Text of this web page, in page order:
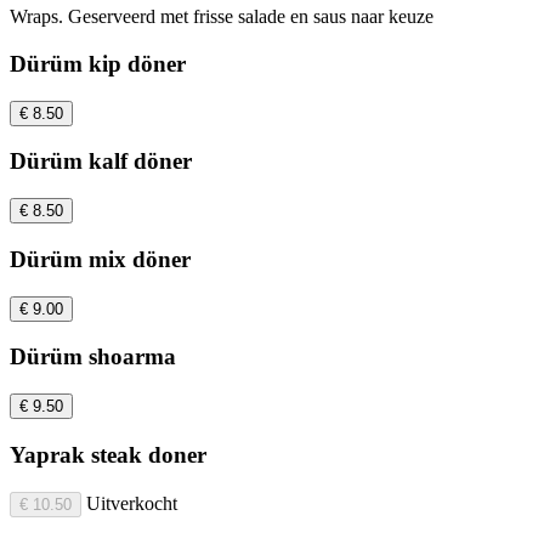
Wraps. Geserveerd met frisse salade en saus naar keuze
Dürüm kip döner
€ 8.50
Dürüm kalf döner
€ 8.50
Dürüm mix döner
€ 9.00
Dürüm shoarma
€ 9.50
Yaprak steak doner
€ 10.50 Uitverkocht